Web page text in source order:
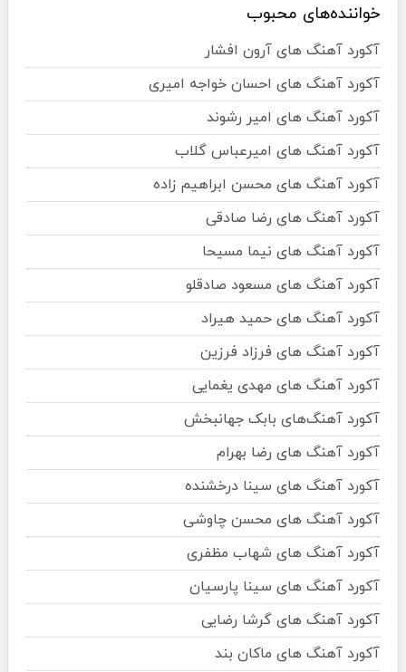
خواننده‌های محبوب
آکورد آهنگ های آرون افشار
آکورد آهنگ های احسان خواجه امیری
آکورد آهنگ های امیر رشوند
آکورد آهنگ های امیرعباس گلاب
آکورد آهنگ های محسن ابراهیم زاده
آکورد آهنگ های رضا صادقی
آکورد آهنگ های نیما مسیحا
آکورد آهنگ های مسعود صادقلو
آکورد آهنگ های حمید هیراد
آکورد آهنگ های فرزاد فرزین
آکورد آهنگ های مهدی یغمایی
آکورد آهنگ‌های بابک جهانبخش
آکورد آهنگ های رضا بهرام
آکورد آهنگ های سینا درخشنده
آکورد آهنگ های محسن چاوشی
آکورد آهنگ های شهاب مظفری
آکورد آهنگ های سینا پارسیان
آکورد آهنگ های گرشا رضایی
آکورد آهنگ های ماکان بند